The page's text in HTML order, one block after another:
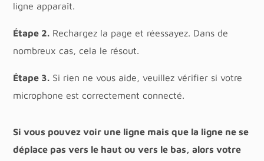
ligne apparaît.
Étape 2. Rechargez la page et réessayez. Dans de
nombreux cas, cela le résout.
Étape 3. Si rien ne vous aide, veuillez vérifier si votre
microphone est correctement connecté.
Si vous pouvez voir une ligne mais que la ligne ne se
déplace pas vers le haut ou vers le bas, alors votre